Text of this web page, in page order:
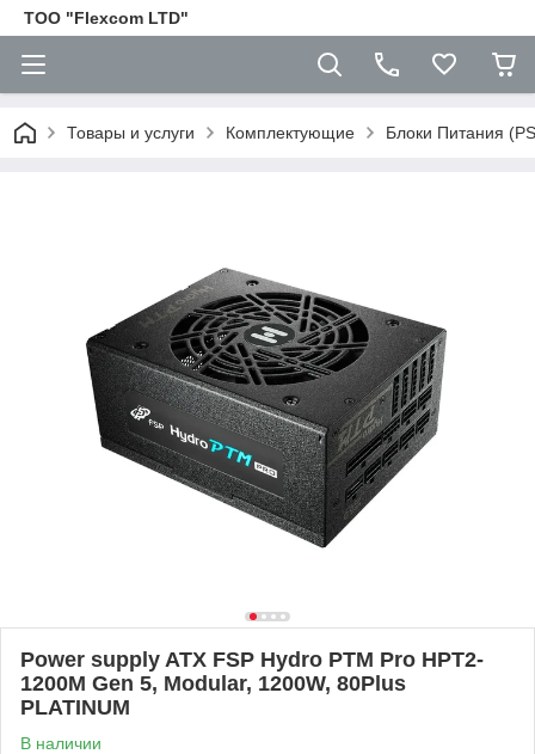
ТОО "Flexcom LTD"
Товары и услуги Комплектующие Блоки Питания
Power supply ATX FSP Hydro PTM Pro HPT2-
1200M Gen 5, Modular, 1200W, 80Plus
PLATINUM
В наличии